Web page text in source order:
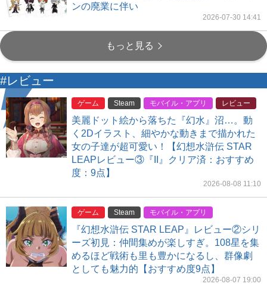
ンの廃業に伴い
2026-07-30 14:41
もっと見る
#レビュー
ゲーム Steam モバイル・アプリ レビュー
美麗ドット絵から落ちた『幻水』沼…。動
く2Dイラスト、細やかな動きまで描かれた
女の子達が超可愛い！【幻想水滸伝 STAR
LEAPレビュー③『II』クリア済：おすすめ
度：9点】
2026-08-08 11:10
ゲーム Steam モバイル・アプリ
『幻想水滸伝 STAR LEAP』レビュー②シリ
ーズ初見：仲間集めが楽しすぎ。108星を集
めるほど戦術も里も豊かになるし、群像劇
としても魅力的【おすすめ度9点】
2026-08-07 19:00